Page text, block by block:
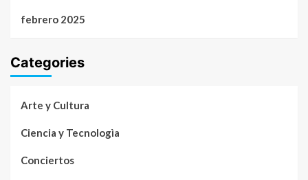
febrero 2025
Categories
Arte y Cultura
Ciencia y Tecnologìa
Conciertos